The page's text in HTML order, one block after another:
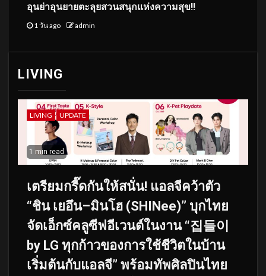
อุนย่าอุนยายตะลุยสวนสนุกแห่งความสุข!!
1 วัน ago admin
LIVING
LIVING UPDATE
1 min read
เตรียมกรี๊ดกันให้สนั่น! แอลจีคว้าตัว
“ชิน เยอึน–มินโฮ (SHINee)” บุกไทย
จัดเอ็กซ์คลูซีฟอีเวนต์ในงาน “집들이
by LG ทุกก้าวของการใช้ชีวิตในบ้าน
เริ่มต้นกับแอลจี” พร้อมทัพศิลปินไทย